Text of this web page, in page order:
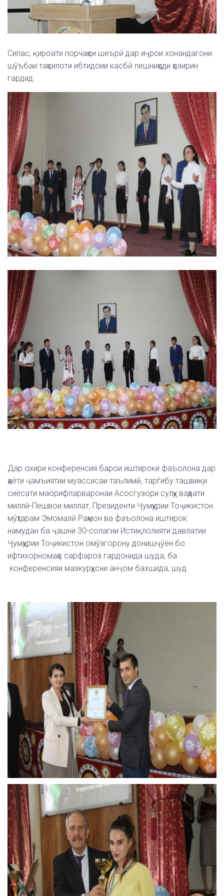
Сипас, қироати порчаҳои шеърӣ дар иҷрои хонандагони
шӯъбаи таҳсилоти ибтидоии касбӣ пешниҳоди ҳозирин
гардид.
Дар охири конференсия барои иштироки фаъолона дар
ҳаёти ҷамъиятии муассисаи таълимӣ, тарѓибу ташвиқи
сиёсати маорифпарваронаи Асосгузори сулҳу ваҳдати
миллӣ-Пешвои миллат, Президенти Ҷумҳурии Тоҷикистон
мӯҳтарам Эмомалӣ Раҳмон ва фаъолона иштирок
намудан ба ҷашни 30-солагии Истиқлолияти давлатии
Ҷумҳурии Тоҷикистон омӯзгорону донишҷӯён бо
ифтихорномаҳо сарфароз гардонида шуда, ба
конференсияи мазкурҳусни анҷом бахшида, шуд.